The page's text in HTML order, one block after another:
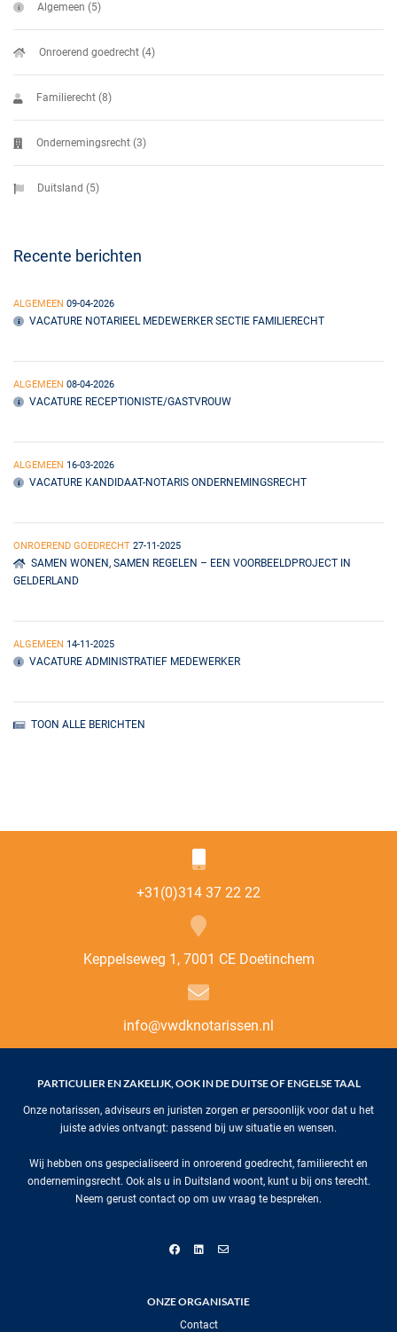
Algemeen (5)
Onroerend goedrecht (4)
Familierecht (8)
Ondernemingsrecht (3)
Duitsland (5)
Recente berichten
ALGEMEEN 09-04-2026
VACATURE NOTARIEEL MEDEWERKER SECTIE FAMILIERECHT
ALGEMEEN 08-04-2026
VACATURE RECEPTIONISTE/GASTVROUW
ALGEMEEN 16-03-2026
VACATURE KANDIDAAT-NOTARIS ONDERNEMINGSRECHT
ONROEREND GOEDRECHT 27-11-2025
SAMEN WONEN, SAMEN REGELEN – EEN VOORBEELDPROJECT IN
GELDERLAND
ALGEMEEN 14-11-2025
VACATURE ADMINISTRATIEF MEDEWERKER
TOON ALLE BERICHTEN
+31(0)314 37 22 22
Keppelseweg 1, 7001 CE Doetinchem
info@vwdknotarissen.nl
PARTICULIER EN ZAKELIJK, OOK IN DE DUITSE OF ENGELSE TAAL
Onze notarissen, adviseurs en juristen zorgen er persoonlijk voor dat u het
juiste advies ontvangt: passend bij uw situatie en wensen.
Wij hebben ons gespecialiseerd in onroerend goedrecht, familierecht en
ondernemingsrecht. Ook als u in Duitsland woont, kunt u bij ons terecht.
Neem gerust contact op om uw vraag te bespreken.
ONZE ORGANISATIE
Contact